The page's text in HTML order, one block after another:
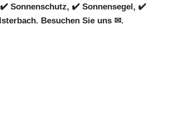
✔️ Sonnenschutz, ✔️ Sonnensegel, ✔️
Besuchen Sie uns ✉.